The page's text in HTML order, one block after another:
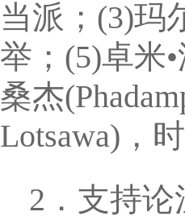
当派；(3)玛
举；(5)卓米
桑杰
Lotsawa)，
2．支持论